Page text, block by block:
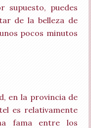
supuesto, puedes
de la belleza de
pocos minutos
en la provincia de
es relativamente
fama entre los